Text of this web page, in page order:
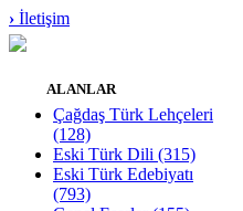
› İletişim
ALANLAR
Çağdaş Türk Lehçeleri
(128)
Eski Türk Dili (315)
Eski Türk Edebiyatı
(793)